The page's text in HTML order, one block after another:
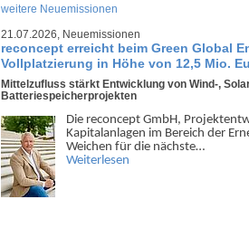
weitere Neuemissionen
21.07.2026, Neuemissionen
reconcept erreicht beim Green Global
Vollplatzierung in Höhe von 12,5 Mio.
Mittelzufluss stärkt Entwicklung von Wind-,
Batteriespeicherprojekten
Die reconcept GmbH,
Kapital­anlagen im Bereich der
Weichen für die nächste…
Weiterlesen